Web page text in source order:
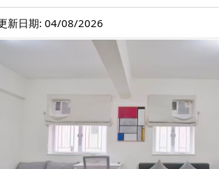
新日期: 04/08/2026